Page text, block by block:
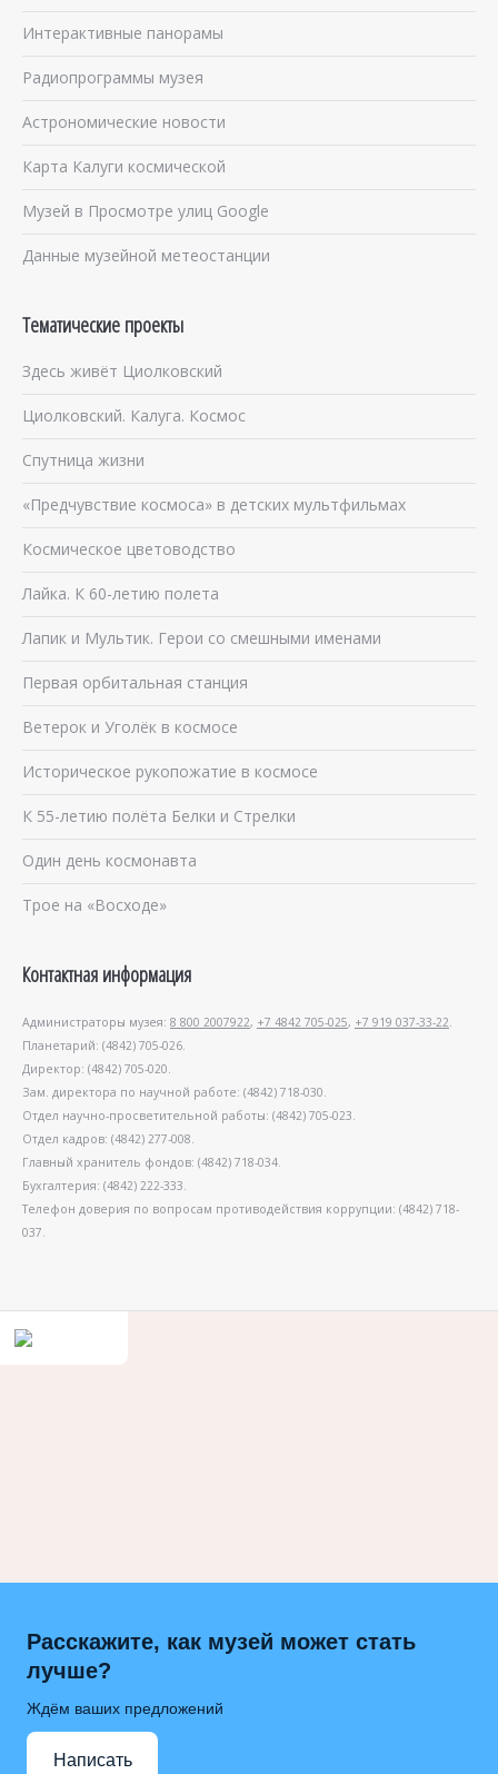
Интерактивные панорамы
Радиопрограммы музея
Астрономические новости
Карта Калуги космической
Музей в Просмотре улиц Google
Данные музейной метеостанции
Тематические проекты
Здесь живёт Циолковский
Циолковский. Калуга. Космос
Спутница жизни
«Предчувствие космоса» в детских мультфильмах
Космическое цветоводство
Лайка. К 60-летию полета
Лапик и Мультик. Герои со смешными именами
Первая орбитальная станция
Ветерок и Уголёк в космосе
Историческое рукопожатие в космосе
К 55-летию полёта Белки и Стрелки
Один день космонавта
Трое на «Восходе»
Контактная информация
Администраторы музея: 8 800 2007922, +7 4842 705-025, +7 919 037-33-22
Планетарий: (4842) 705-026.
Директор: (4842) 705-020.
Зам. директора по научной работе: (4842) 718-030.
Отдел научно-просветительной работы: (4842) 705-023.
Отдел кадров: (4842) 277-008.
Главный хранитель фондов: (4842) 718-034.
Бухгалтерия: (4842) 222-333.
Телефон доверия по вопросам противодействия коррупции: (4842) 718-
037.
Расскажите, как музей может стать
лучше?
Ждём ваших предложений
Написать